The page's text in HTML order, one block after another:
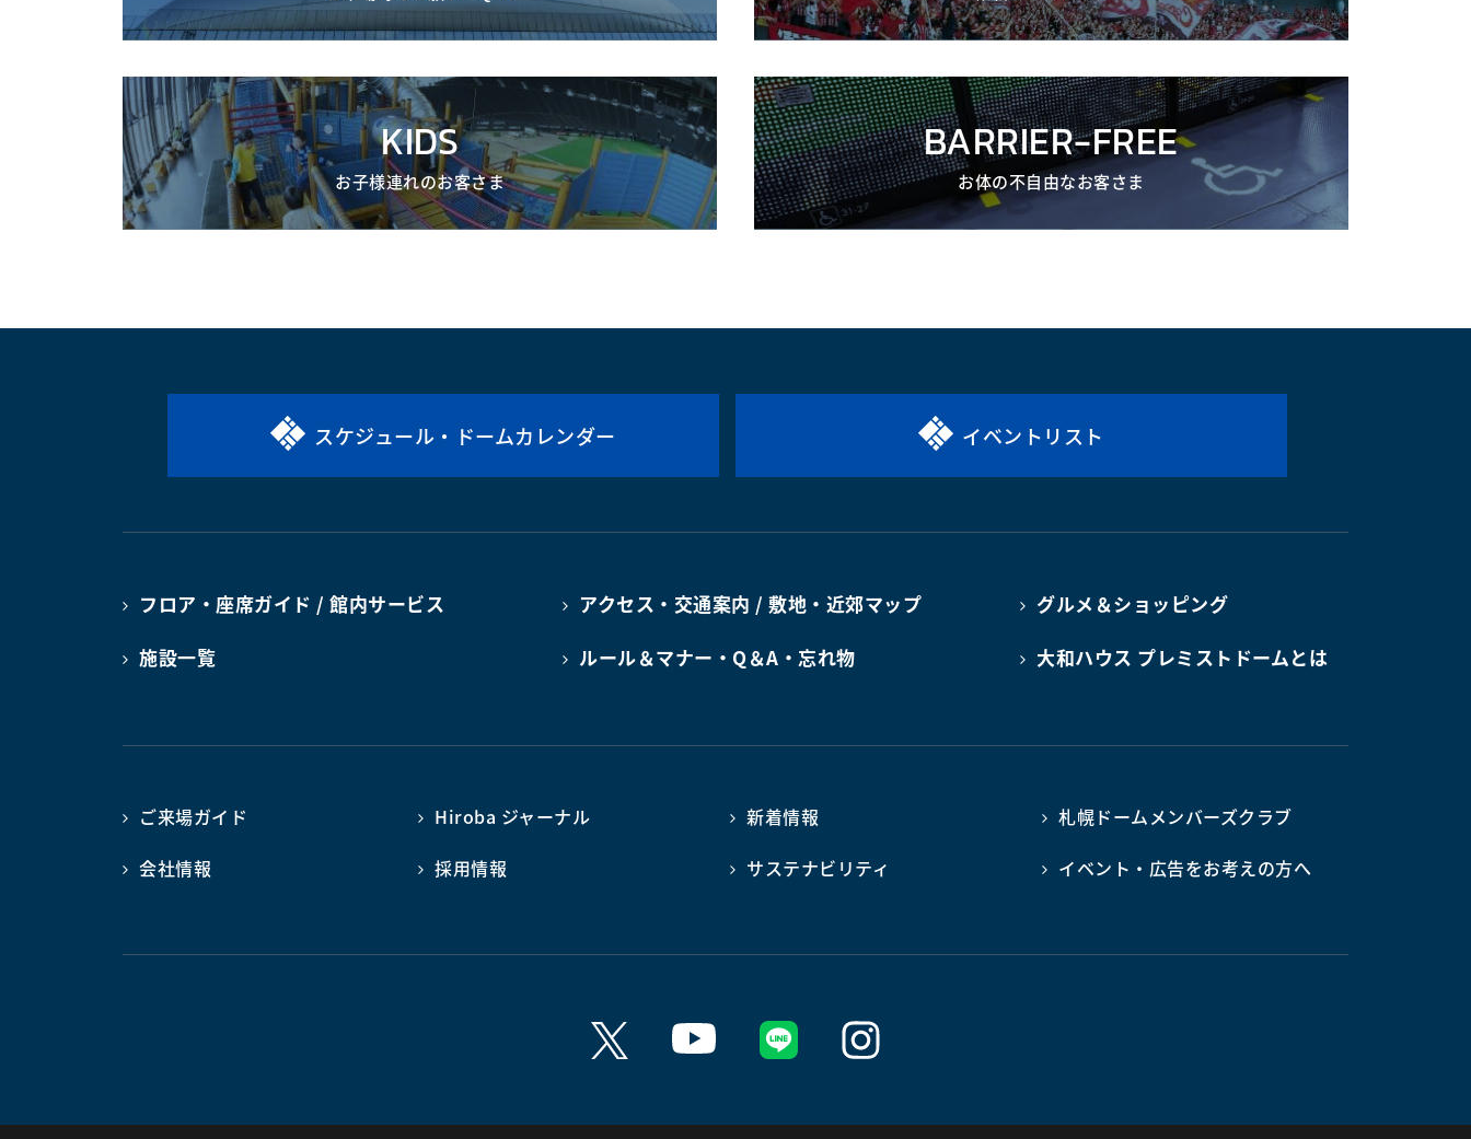
KIDS
お子様連れのお客さま
BARRIER-FREE
お体の不自由なお客さま
スケジュール・ドームカレンダー イベントリスト
フロア・座席ガイド / 館内サービス アクセス・交通案内 / 敷地・近郊マップ
グルメ＆ショッピング
施設一覧
ルール＆マナー・Q＆A・忘れ物 大和ハウス プレミストドームとは
ご来場ガイド Hiroba ジャーナル 新着情報
札幌ドームメンバーズクラブ
会社情報
採用情報 サステナビリティ イベント・広告をお考えの方へ